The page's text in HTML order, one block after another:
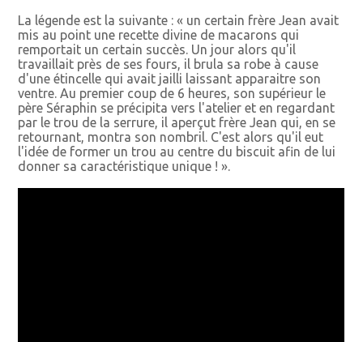
La légende est la suivante : « un certain frère Jean avait
mis au point une recette divine de macarons qui
remportait un certain succès. Un jour alors qu'il
travaillait près de ses fours, il brula sa robe à cause
d'une étincelle qui avait jailli laissant apparaitre son
ventre. Au premier coup de 6 heures, son supérieur le
père Séraphin se précipita vers l'atelier et en regardant
par le trou de la serrure, il aperçut frère Jean qui, en se
retournant, montra son nombril. C'est alors qu'il eut
l'idée de former un trou au centre du biscuit afin de lui
donner sa caractéristique unique ! ».